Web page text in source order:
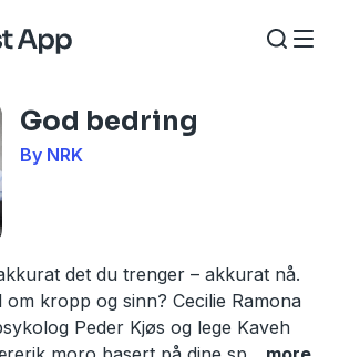
God bedring
By NRK
det du trenger – akkurat nå.
kropp og sinn? Cecilie Ramona
Peder Kjøs og lege Kaveh